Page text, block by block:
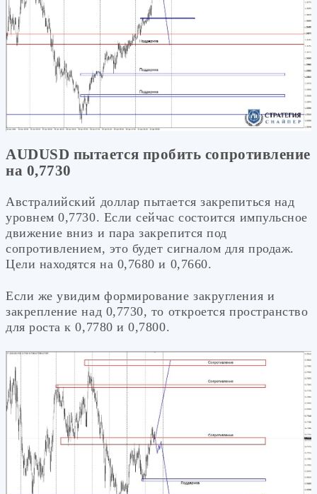
AUDUSD пытается пробить сопротивление
на 0,7730
Австралийский доллар пытается закрепиться над
уровнем 0,7730. Если сейчас состоится импульсное
движение вниз и пара закрепится под
сопротивлением, это будет сигналом для продаж.
Цели находятся на 0,7680 и 0,7660.
Если же увидим формирование закругления и
закрепление над 0,7730, то откроется пространство
для роста к 0,7780 и 0,7800.